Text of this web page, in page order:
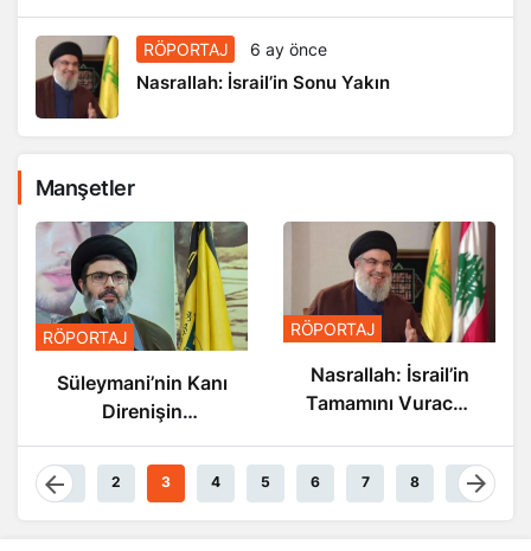
RÖPORTAJ 6 ay önce
Nasrallah: İsrail’in Sonu Yakın
Manşetler
RÖPORTAJ
Süleymani’nin Kanı
Direnişin
Damarlarında
Akıyor
RÖPORTAJ
Nasrallah: İsrail’in
Tamamını Vuracak
1 2 3 4 5 6 7 8 9